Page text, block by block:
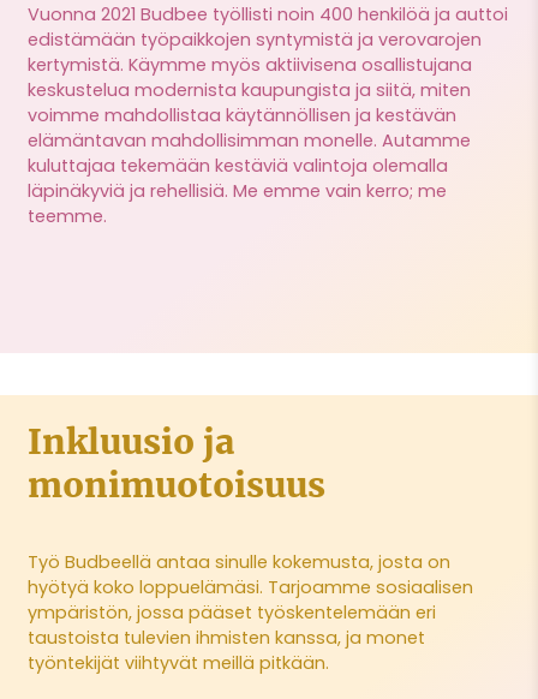
Vuonna 2021 Budbee työllisti noin 400 henkilöä ja auttoi
edistämään työpaikkojen syntymistä ja verovarojen
kertymistä. Käymme myös aktiivisena osallistujana
keskustelua modernista kaupungista ja siitä, miten
voimme mahdollistaa käytännöllisen ja kestävän
elämäntavan mahdollisimman monelle. Autamme
kuluttajaa tekemään kestäviä valintoja olemalla
läpinäkyviä ja rehellisiä. Me emme vain kerro; me
teemme.
Inkluusio ja
monimuotoisuus
Työ Budbeellä antaa sinulle kokemusta, josta on
hyötyä koko loppuelämäsi. Tarjoamme sosiaalisen
ympäristön, jossa pääset työskentelemään eri
taustoista tulevien ihmisten kanssa, ja monet
työntekijät viihtyvät meillä pitkään.